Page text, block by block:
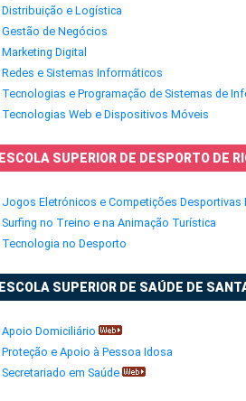
Distribuição e Logística
Gestão de Negócios
Marketing Digital
Redes e Sistemas Informáticos
Tecnologias e Programação de Sistemas de
Tecnologias Web e Dispositivos Móveis
ESCOLA SUPERIOR DE DESPORTO DE
Jogos Eletrónicos e Competições Desportivas
Surfing no Treino e na Animação Turística
Tecnologia no Desporto
ESCOLA SUPERIOR DE SAÚDE DE
Apoio Domiciliário
Proteção e Apoio à Pessoa Idosa
Secretariado em Saúde